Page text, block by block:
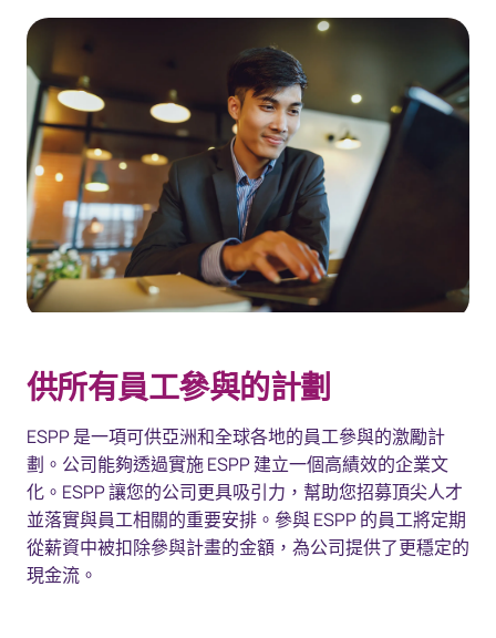
供所有員工參與的計劃
ESPP 是一項可供亞洲和全球各地的員工參與的激勵計
劃。公司能夠透過實施 ESPP 建立一個高績效的企業文
化。ESPP 讓您的公司更具吸引力，幫助您招募頂尖人才
並落實與員工相關的重要安排。參與 ESPP 的員工將定期
從薪資中被扣除參與計畫的金額，為公司提供了更穩定的
現金流。